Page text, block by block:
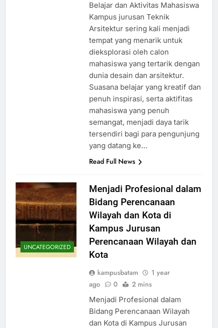
Belajar dan Aktivitas Mahasiswa
Kampus jurusan Teknik
Arsitektur sering kali menjadi
tempat yang menarik untuk
dieksplorasi oleh calon
mahasiswa yang tertarik dengan
dunia desain dan arsitektur.
Suasana belajar yang kreatif dan
penuh inspirasi, serta aktifitas
mahasiswa yang penuh
semangat, menjadi daya tarik
tersendiri bagi para pengunjung
yang datang ke…
Read Full News
UNCATEGORIZED
Menjadi Profesional dalam
Bidang Perencanaan
Wilayah dan Kota di
Kampus Jurusan
Perencanaan Wilayah dan
Kota
kampusbatam
1 year
ago
0 2 mins
Menjadi Profesional dalam
Bidang Perencanaan Wilayah
dan Kota di Kampus Jurusan